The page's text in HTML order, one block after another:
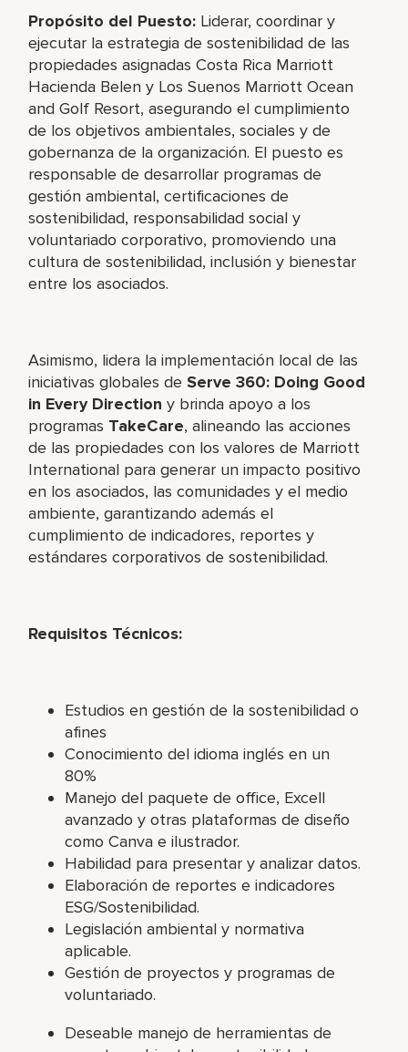
Propósito del Puesto: Liderar, coordinar y
ejecutar la estrategia de sostenibilidad de las
propiedades asignadas Costa Rica Marriott
Hacienda Belen y Los Suenos Marriott Ocean
and Golf Resort, asegurando el cumplimiento
de los objetivos ambientales, sociales y de
gobernanza de la organización. El puesto es
responsable de desarrollar programas de
gestión ambiental, certificaciones de
sostenibilidad, responsabilidad social y
voluntariado corporativo, promoviendo una
cultura de sostenibilidad, inclusión y bienestar
entre los asociados.
Asimismo, lidera la implementación local de las
iniciativas globales deServe 360: Doing Good
in Every Direction y brinda apoyo a los
programas TakeCare, alineando las acciones
de las propiedades con los valores de Marriott
International para generar un impacto positivo
en los asociados, las comunidades y el medio
ambiente, garantizando además el
cumplimiento de indicadores, reportes y
estándares corporativos de sostenibilidad.
Requisitos Técnicos:
Estudios en gestión de la sostenibilidad o
afines
Conocimiento del idioma inglés en un
80%
Manejo del paquete de office, Excell
avanzado y otras plataformas de diseño
como Canva e ilustrador.
Habilidad para presentar y analizar datos.
Elaboración de reportes e indicadores
ESG/Sostenibilidad.
Legislación ambiental y normativa
aplicable.
Gestión de proyectos y programas de
voluntariado.
Deseable manejo de herramientas de